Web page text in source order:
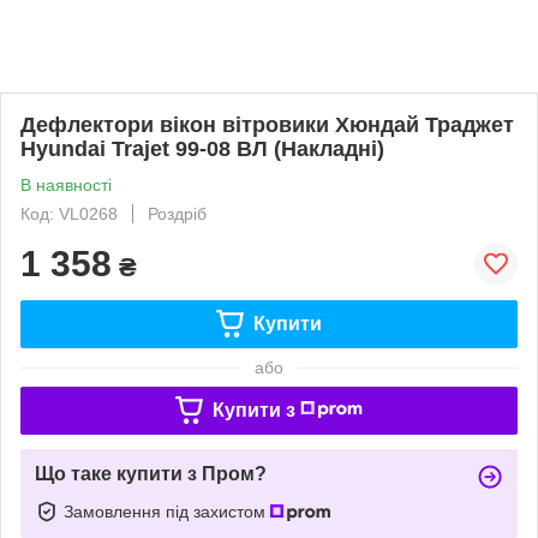
Дефлектори вікон вітровики Хюндай Траджет
Hyundai Trajet 99-08 ВЛ (Накладні)
В наявності
Код: VL0268
Роздріб
1 358 ₴
Купити
або
Купити з
Що таке купити з Пром?
Замовлення під захистом